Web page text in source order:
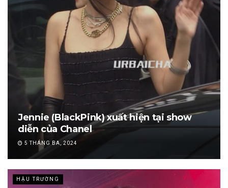
Jennie (BlackPink) xuất hiện tại show
diễn của Chanel
5 THÁNG BA, 2024
HẬU TRƯỜNG